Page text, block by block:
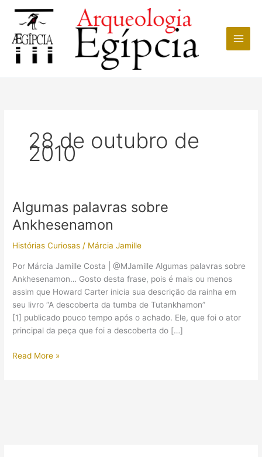
conteúdo
28 de outubro de
2010
Algumas palavras sobre
Ankhesenamon
Histórias Curiosas / Márcia Jamille
Por Márcia Jamille Costa | @MJamille Algumas palavras sobre
Ankhesenamon… Gosto desta frase, pois é mais ou menos
assim que Howard Carter inicia sua descrição da rainha em
seu livro “A descoberta da tumba de Tutankhamon”
[1] publicado pouco tempo após o achado. Ele, que foi o ator
principal da peça que foi a descoberta do […]
Algumas
Read More »